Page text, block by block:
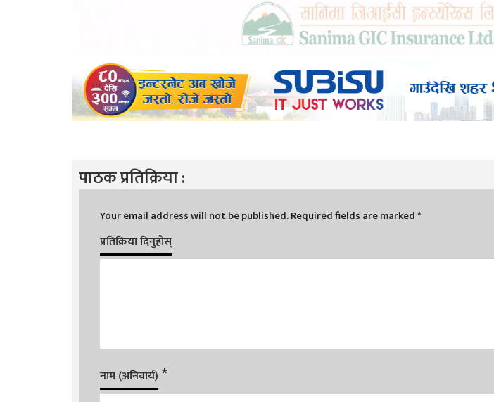
पाठक प्रतिक्रिया :
Your email address will not be published.Required fields are marked*
प्रतिक्रिया दिनुहोस्
नाम (अनिवार्य) *